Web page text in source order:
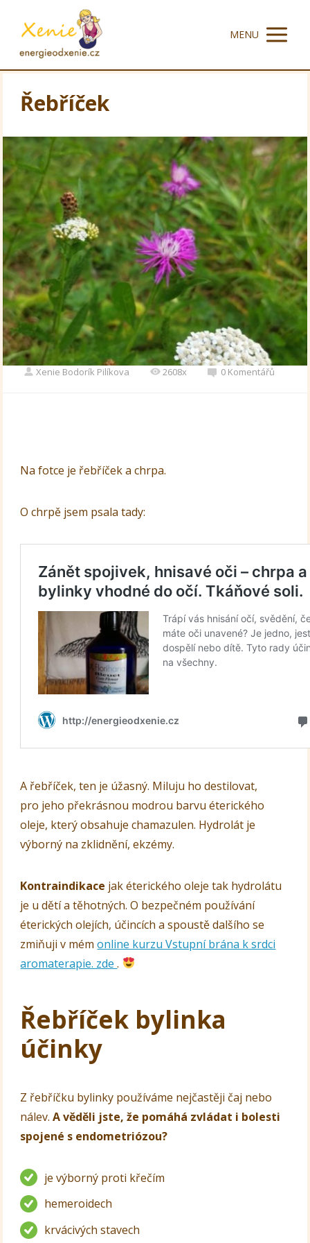
MENU
Řebříček
Xenie Bodorík Pilíkova 2608x 0 Komentářů
Na fotce je řebříček a chrpa.
O chrpě jsem psala tady:
A řebříček, ten je úžasný. Miluju ho destilovat,
pro jeho překrásnou modrou barvu éterického
oleje, který obsahuje chamazulen. Hydrolát je
výborný na zklidnění, ekzémy.
Kontraindikace jak éterického oleje tak hydrolátu
je u dětí a těhotných. O bezpečném používání
éterických olejích, účincích a spoustě dalšího se
zmiňuji v mémonline kurzu Vstupní brána k srdci
aromaterapie. zde.
Řebříček bylinka
účinky
Z řebříčku bylinky používáme nejčastěji čaj nebo
nálev.A věděli jste, že pomáhá zvládat i bolesti
spojené s endometriózou?
je výborný proti křečím
hemeroidech
krvácivých stavech